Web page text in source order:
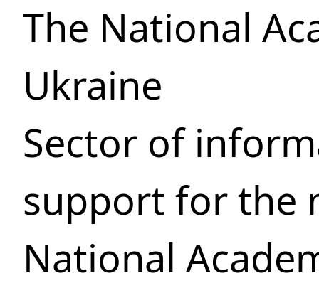
The National
Ukraine
Sector of
support for the
National